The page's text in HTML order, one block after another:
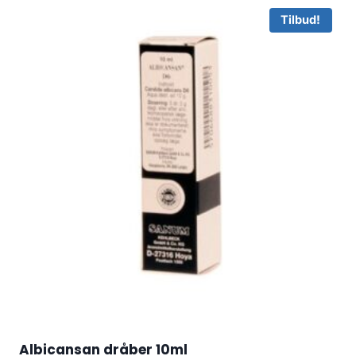
Tilbud!
Albicansan dråber 10ml